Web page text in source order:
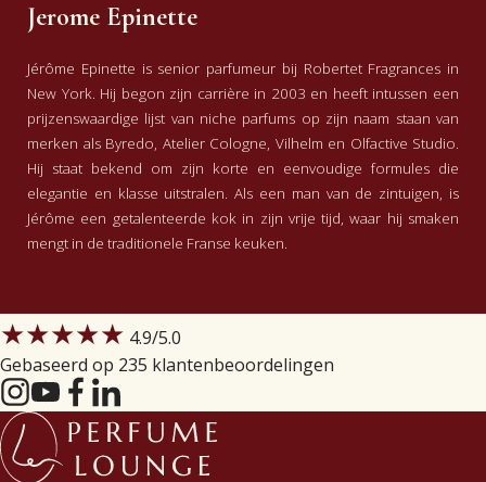
Jerome Epinette
Jérôme Epinette is senior parfumeur bij Robertet Fragrances in
New York. Hij begon zijn carrière in 2003 en heeft intussen een
prijzenswaardige lijst van niche parfums op zijn naam staan van
merken als Byredo, Atelier Cologne, Vilhelm en Olfactive Studio.
Hij staat bekend om zijn korte en eenvoudige formules die
elegantie en klasse uitstralen. Als een man van de zintuigen, is
Jérôme een getalenteerde kok in zijn vrije tijd, waar hij smaken
mengt in de traditionele Franse keuken.
★★★★★ 4.9/5.0
Gebaseerd op 235 klantenbeoordelingen